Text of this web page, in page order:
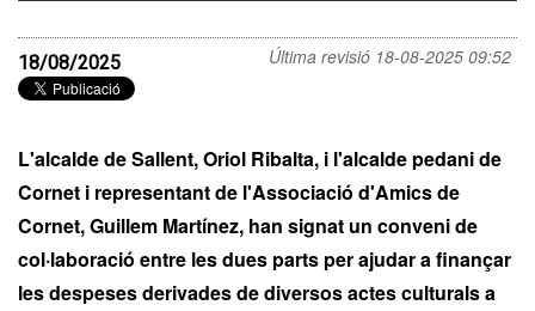
Última revisió 18-08-2025 09:52
18/08/2025
L'alcalde de Sallent, Oriol Ribalta, i l'alcalde pedani de
Cornet i representant de l'Associació d'Amics de
Cornet, Guillem Martínez, han signat un conveni de
col·laboració entre les dues parts per ajudar a finançar
les despeses derivades de diversos actes culturals a